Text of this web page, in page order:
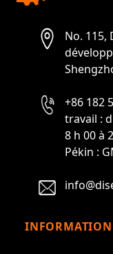
No. 115,
+86 182
travail :
8 h 00 à
Pékin :
INFORMATION